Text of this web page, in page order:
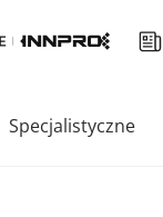
Specjalistyczne